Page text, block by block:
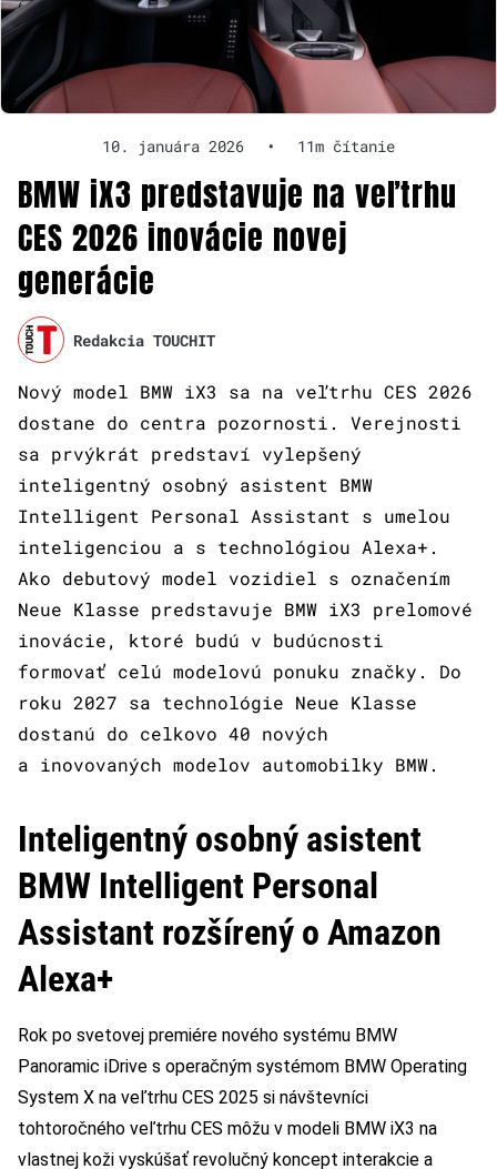
10. januára 2026 • 11m čítanie
BMW iX3 predstavuje na veľtrhu
CES 2026 inovácie novej
generácie
Redakcia TOUCHIT
Nový model BMW iX3 sa na veľtrhu CES 2026
dostane do centra pozornosti. Verejnosti
sa prvýkrát predstaví vylepšený
inteligentný osobný asistent BMW
Intelligent Personal Assistant s umelou
inteligenciou a s technológiou Alexa+.
Ako debutový model vozidiel s označením
Neue Klasse predstavuje BMW iX3 prelomové
inovácie, ktoré budú v budúcnosti
formovať celú modelovú ponuku značky. Do
roku 2027 sa technológie Neue Klasse
dostanú do celkovo 40 nových
a inovovaných modelov automobilky BMW.
Inteligentný osobný asistent
BMW Intelligent Personal
Assistant rozšírený o Amazon
Alexa+
Rok po svetovej premiére nového systému BMW
Panoramic iDrive s operačným systémom BMW Operating
System X na veľtrhu CES 2025 si návštevníci
tohtoročného veľtrhu CES môžu v modeli BMW iX3 na
vlastnej koži vyskúšať revolučný koncept interakcie a